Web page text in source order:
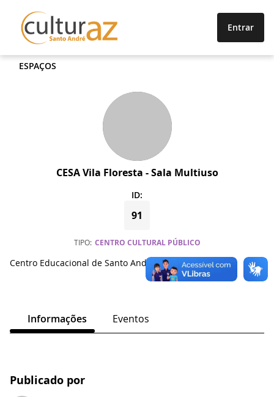
Entrar
ESPAÇOS
CESA Vila Floresta - Sala Multiuso
ID:
91
TIPO CENTRO CULTURAL PÚBLICO
Centro Educacional de Santo André Vil Floresta
Informações Eventos
Publicado por